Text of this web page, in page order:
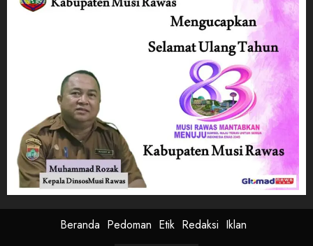
Beranda Pedoman Etik Redaksi Iklan